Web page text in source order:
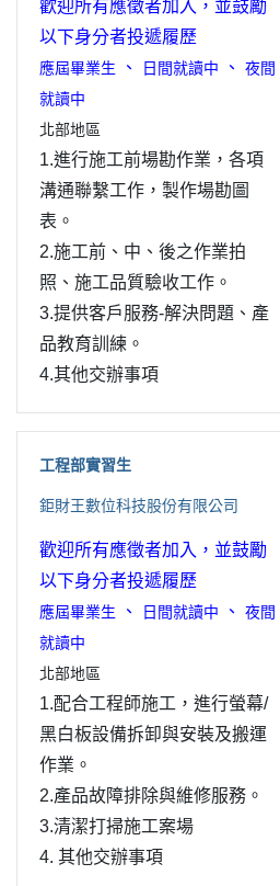
歡迎所有應徵者加入，並鼓勵
以下身分者投遞履歷
應屆畢業生 、 日間就讀中 、 夜間
就讀中
北部地區
1.進行施工前場勘作業，各項
溝通聯繫工作，製作場勘圖
表。
2.施工前、中、後之作業拍
照、施工品質驗收工作。
3.提供客戶服務-解決問題、產
品教育訓練。
4.其他交辦事項
工程部實習生
鉅財王數位科技股份有限公司
歡迎所有應徵者加入，並鼓勵
以下身分者投遞履歷
應屆畢業生 、 日間就讀中 、 夜間
就讀中
北部地區
1.配合工程師施工，進行螢幕/
黑白板設備拆卸與安裝及搬運
作業。
2.產品故障排除與維修服務。
3.清潔打掃施工案場
4. 其他交辦事項